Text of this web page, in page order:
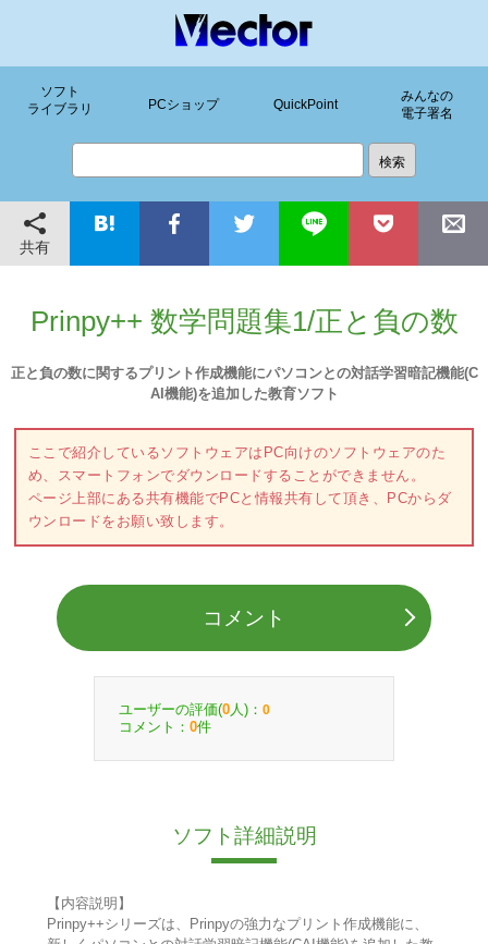
ソフト
ライブラリ
PCショップ QuickPoint
みんなの
電子署名
共有
Prinpy++ 数学問題集1/正と負の数
正と負の数に関するプリント作成機能にパソコンとの対話学習暗記機能(C
AI機能)を追加した教育ソフト
ここで紹介しているソフトウェアはPC向けのソフトウェアのた
め、スマートフォンでダウンロードすることができません。
ページ上部にある共有機能でPCと情報共有して頂き、PCからダ
ウンロードをお願い致します。
コメント
ユーザーの評価(0 人)： 0
コメント： 0件
ソフト詳細説明
【内容説明】
Prinpy++シリーズは、Prinpyの強力なプリント作成機能に、